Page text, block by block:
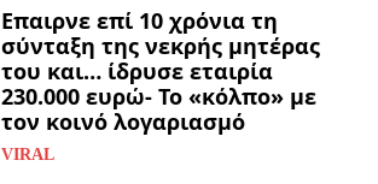
Επαιρνε επί 10 χρόνια τη
σύνταξη της νεκρής μητέρας
του και… ίδρυσε εταιρία
230.000 ευρώ- Το «κόλπο» με
τον κοινό λογαριασμό
VIRAL